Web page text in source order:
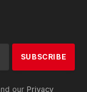
our Privacy